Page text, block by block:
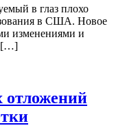
в глаз плохо
в США. Новое
изменениями и
[…]
отложений